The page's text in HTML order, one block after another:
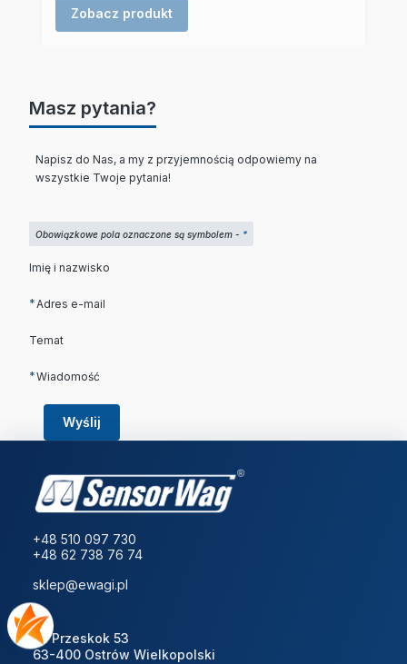
Zobacz produkt
Masz pytania?
Napisz do Nas, a my z przyjemnością odpowiemy na
wszystkie Twoje pytania!
Obowiązkowe pola oznaczone są symbolem - *
Imię i nazwisko
*Adres e-mail
Temat
*Wiadomość
Wyślij
+48 510 097 730
+48 62 738 76 74
sklep@ewagi.pl
ul. Przeskok 53
63-400 Ostrów Wielkopolski